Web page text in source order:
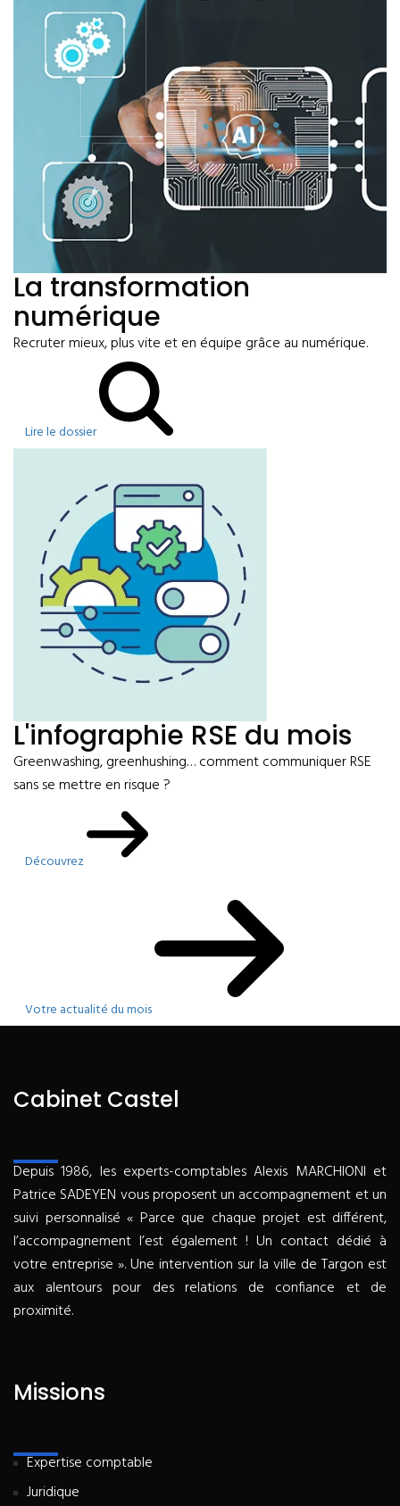
La transformation
numérique
Recruter mieux, plus vite et en équipe grâce au numérique.
Lire le dossier
L'infographie RSE du mois
Greenwashing, greenhushing… comment communiquer RSE
sans se mettre en risque ?
Découvrez
Votre actualité du mois
Cabinet Castel
Depuis 1986, les experts-comptables Alexis MARCHIONI et
Patrice SADEYEN vous proposent un accompagnement et un
suivi personnalisé « Parce que chaque projet est différent,
l’accompagnement l’est également ! Un contact dédié à
votre entreprise ». Une intervention sur la ville de Targon est
aux alentours pour des relations de confiance et de
proximité.
Missions
Expertise comptable
Juridique